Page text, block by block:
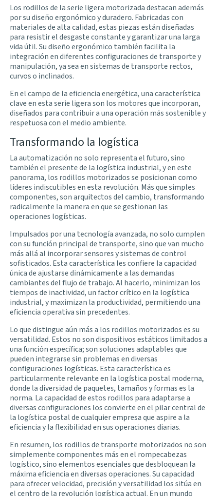
Los rodillos de la serie ligera motorizada destacan además
por su diseño ergonómico y duradero. Fabricadas con
materiales de alta calidad, estas piezas están diseñadas
para resistir el desgaste constante y garantizar una larga
vida útil. Su diseño ergonómico también facilita la
integración en diferentes configuraciones de transporte y
manipulación, ya sea en sistemas de transporte rectos,
curvos o inclinados.
En el campo de la eficiencia energética, una característica
clave en esta serie ligera son los motores que incorporan,
diseñados para contribuir a una operación más sostenible y
respetuosa con el medio ambiente.
Transformando la logística
La automatización no solo representa el futuro, sino
también el presente de la logística industrial, y en este
panorama, los rodillos motorizados se posicionan como
líderes indiscutibles en esta revolución. Más que simples
componentes, son arquitectos del cambio, transformando
radicalmente la manera en que se gestionan las
operaciones logísticas.
Impulsados por una tecnología avanzada, no solo cumplen
con su función principal de transporte, sino que van mucho
más allá al incorporar sensores y sistemas de control
sofisticados. Esta característica les confiere la capacidad
única de ajustarse dinámicamente a las demandas
cambiantes del flujo de trabajo. Al hacerlo, minimizan los
tiempos de inactividad, un factor crítico en la logística
industrial, y maximizan la productividad, permitiendo una
eficiencia operativa sin precedentes.
Lo que distingue aún más a los rodillos motorizados es su
versatilidad. Estos no son dispositivos estáticos limitados a
una función específica; son soluciones adaptables que
pueden integrarse sin problemas en diversas
configuraciones logísticas. Esta característica es
particularmente relevante en la logística postal moderna,
donde la diversidad de paquetes, tamaños y formas es la
norma. La capacidad de estos rodillos para adaptarse a
diversas configuraciones los convierte en el pilar central de
la logística postal de cualquier empresa que aspire a la
eficiencia y la flexibilidad en sus operaciones diarias.
En resumen, los rodillos de transporte motorizados no son
simplemente componentes más en el rompecabezas
logístico, sino elementos esenciales que desbloquean la
máxima eficiencia en diversas operaciones. Su capacidad
para ofrecer velocidad, precisión y versatilidad los sitúa en
el centro de la revolución logística actual. En un mundo